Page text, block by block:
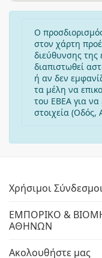
Ο
στον χάρτη
διεύθυνσης της
διαπιστωθεί
ή αν δεν
τα μέλη να
του ΕΒΕΑ για
στοιχεία (Οδός,
Χρήσιμοι
ΕΜΠΟΡΙΚΟ &
ΑΘΗΝΩΝ
Ακολουθήστε μας